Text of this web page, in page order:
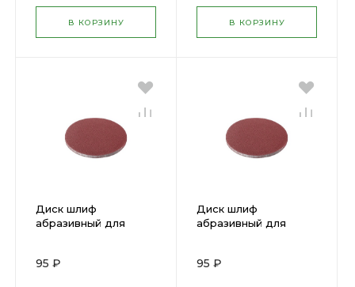
В КОРЗИНУ В КОРЗИНУ
Диск шлиф
абразивный для
0150/54699
95 ₽
Диск шлиф
абразивный для
0120/54698
95 ₽